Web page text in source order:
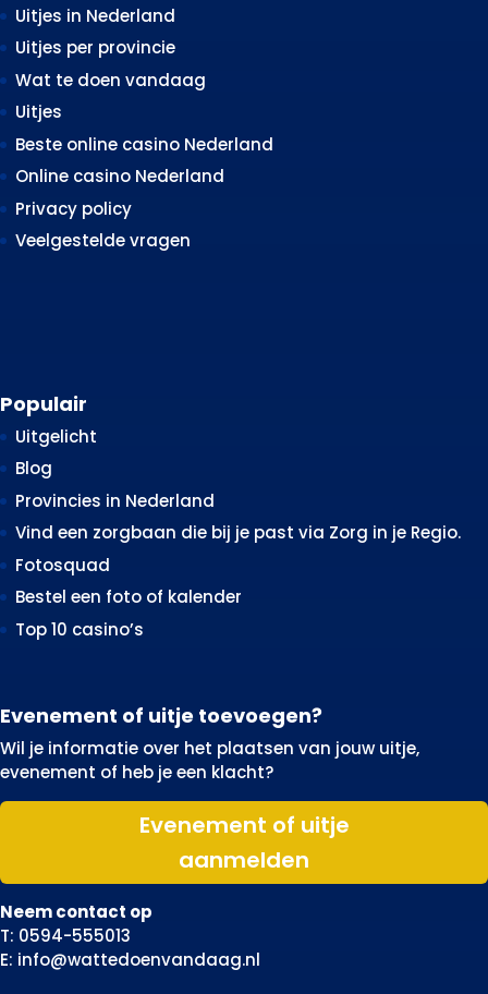
Uitjes in Nederland
Uitjes per provincie
Wat te doen vandaag
Uitjes
Beste online casino Nederland
Online casino Nederland
Privacy policy
Veelgestelde vragen
Populair
Uitgelicht
Blog
Provincies in Nederland
Vind een zorgbaan die bij je past via Zorg in je Regio.
Fotosquad
Bestel een foto of kalender
Top 10 casino’s
Evenement of uitje toevoegen?
Wil je informatie over het plaatsen van jouw uitje,
evenement of heb je een klacht?
Evenement of uitje
aanmelden
Neem contact op
T: 0594-555013
E: info@wattedoenvandaag.nl